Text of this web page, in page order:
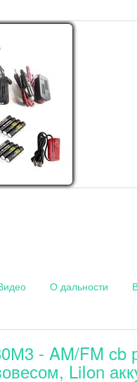
О дальности
- AM/FM cb
LiIon